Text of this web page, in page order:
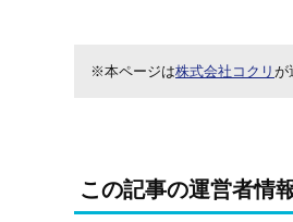
※本ページは株式会社コクリ が
この記事の運営者情